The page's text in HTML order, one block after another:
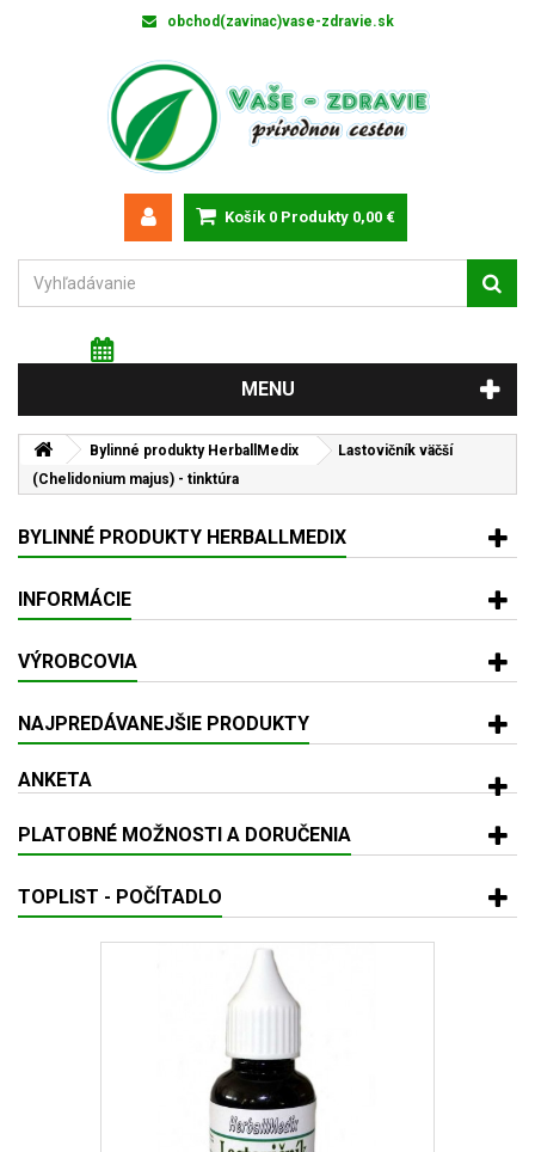
obchod(zavinac)vase-zdravie.sk
Košík 0 Produkty 0,00 €
MENU
Bylinné produkty HerballMedix
Lastovičník väčší
(Chelidonium majus) - tinktúra
BYLINNÉ PRODUKTY HERBALLMEDIX
INFORMÁCIE
VÝROBCOVIA
NAJPREDÁVANEJŠIE PRODUKTY
ANKETA
PLATOBNÉ MOŽNOSTI A DORUČENIA
TOPLIST - POČÍTADLO